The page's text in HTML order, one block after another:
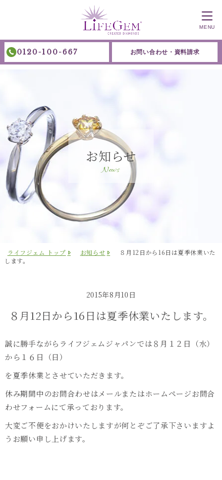
0120-100-667 お問い合わせ・資料請求
MENU
お知らせ
News
ライフジェム トップ お知らせ
８月12日から16日は夏季休業いた
します。
2015年8月10日
８月12日から16日は夏季休業いたします。
誠に勝手ながらライフジェムジャパンでは８月１２日（水）
から１６日（日）
を夏季休業とさせていただきます。
休み期間中のお問合わせはメールまたはホームページお問合
わせフォームにて承っております。
大変ご不便をおかけいたしますが何とぞご了承下さいますよ
うお願い申し上げます。